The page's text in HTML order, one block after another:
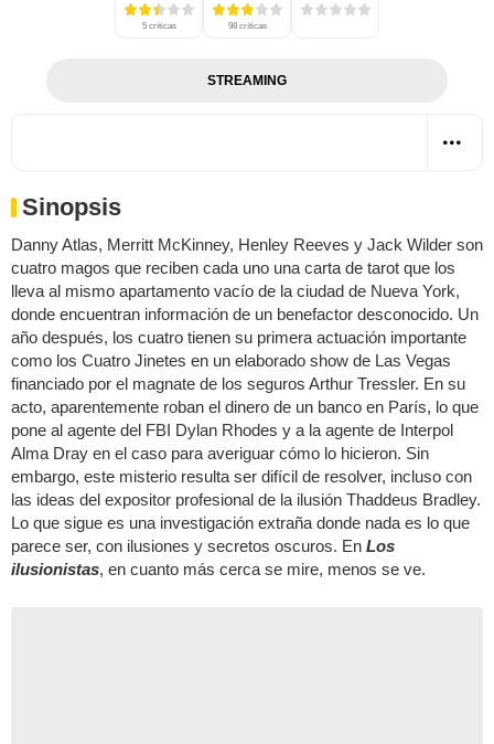
5 críticas 98 críticas
STREAMING
Sinopsis
Danny Atlas, Merritt McKinney, Henley Reeves y Jack Wilder son
cuatro magos que reciben cada uno una carta de tarot que los
lleva al mismo apartamento vacío de la ciudad de Nueva York,
donde encuentran información de un benefactor desconocido. Un
año después, los cuatro tienen su primera actuación importante
como los Cuatro Jinetes en un elaborado show de Las Vegas
financiado por el magnate de los seguros Arthur Tressler. En su
acto, aparentemente roban el dinero de un banco en París, lo que
pone al agente del FBI Dylan Rhodes y a la agente de Interpol
Alma Dray en el caso para averiguar cómo lo hicieron. Sin
embargo, este misterio resulta ser difícil de resolver, incluso con
las ideas del expositor profesional de la ilusión Thaddeus Bradley.
Lo que sigue es una investigación extraña donde nada es lo que
parece ser, con ilusiones y secretos oscuros. En Los
ilusionistas, en cuanto más cerca se mire, menos se ve.